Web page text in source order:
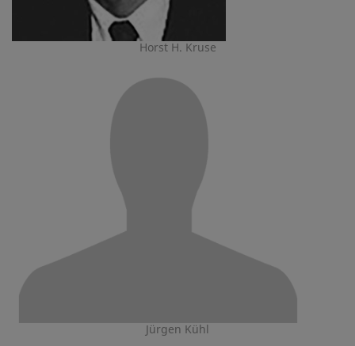
Horst H. Kruse
Jürgen Kühl